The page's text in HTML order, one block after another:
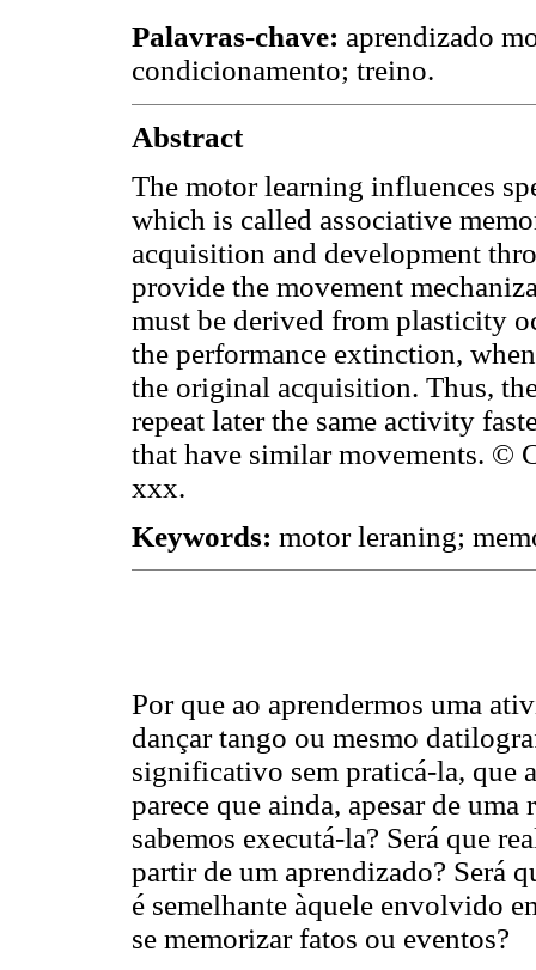
Palavras-chave: aprendizado
condicionamento; treino.
Abstract
The motor learning influences
which is called associative
acquisition and development
provide the movement
must be derived from plasticity
the performance extinction,
the original acquisition. Thus,
repeat later the same activity
that have similar movements. ©
xxx.
Keywords: motor leraning;
Por que ao aprendermos uma
dançar tango ou mesmo
significativo sem praticá-la, que
parece que ainda, apesar de
sabemos executá-la? Será que
partir de um aprendizado? Será
é semelhante àquele envolvido
se memorizar fatos ou eventos?